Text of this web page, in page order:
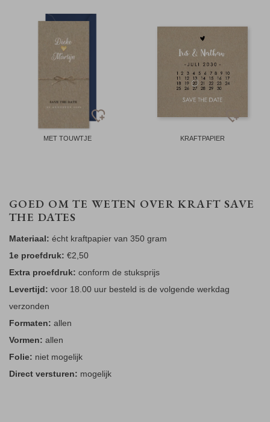
MET TOUWTJE KRAFTPAPIER
GOED OM TE WETEN OVER KRAFT SAVE
THE DATES
Materiaal: écht kraftpapier van 350 gram
1e proefdruk: €2,50
Extra proefdruk: conform de stuksprijs
Levertijd: voor 18.00 uur besteld is de volgende werkdag
verzonden
Formaten: allen
Vormen: allen
Folie: niet mogelijk
Direct versturen: mogelijk